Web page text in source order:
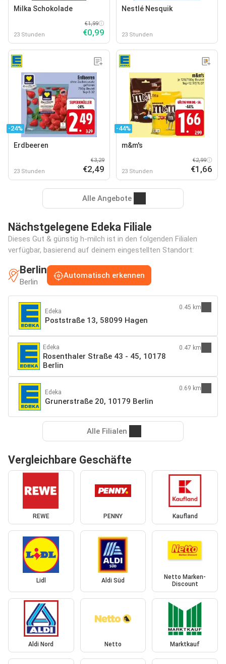
Milka Schokolade
23 Stunden
€1,99
€0,99
Nestlé Nesquik
23 Stunden
-24%
Erdbeeren
23 Stunden
€3,29
€2,49
-44%
m&m's
23 Stunden
€2,99
€1,66
Alle Angebote
Nächstgelegene Edeka Filiale
Dieses Gut & günstig h-milch ist in den folgenden Filialen
verfügbar, basierend auf deinem eingestellten Standort:
Berlin
Berlin
Automatisch erkennen
Edeka
Poststraße 13, 58099 Hagen
0.45 km
Edeka
Rosenthaler Straße 43 - 45, 10178
Berlin
0.47 km
Edeka
Grunerstraße 20, 10179 Berlin
0.69 km
Alle Filialen
Vergleichbare Geschäfte
REWE PENNY Kaufland
Lidl Aldi Süd
Netto Marken-
Discount
Aldi Nord Netto Marktkauf